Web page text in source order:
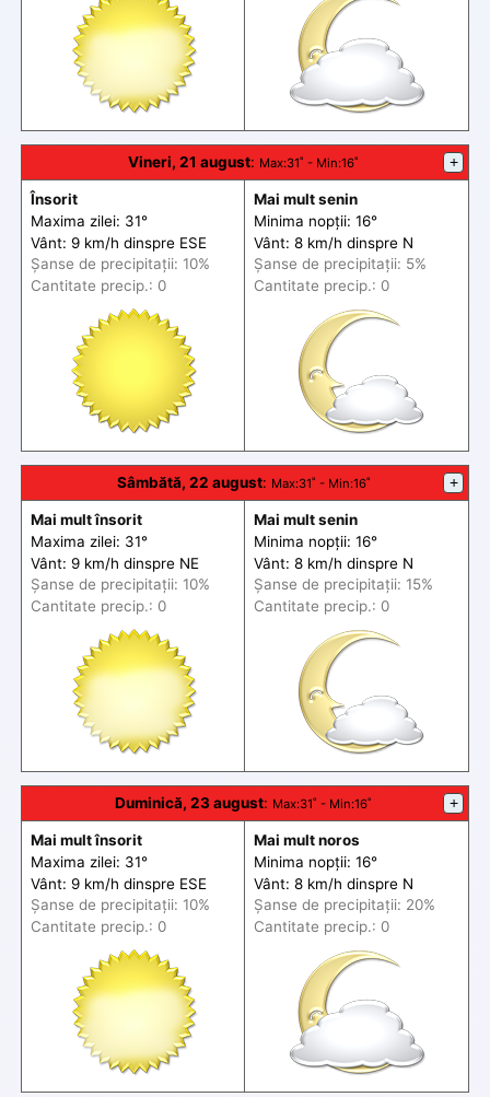
Vineri, 21 august: Max:31˚ - Min:16˚ +
Însorit
Maxima zilei: 31°
Vânt: 9 km/h dinspre ESE
Șanse de precipitații: 10%
Cantitate precip.: 0
Mai mult senin
Minima nopții: 16°
Vânt: 8 km/h dinspre N
Șanse de precipitații: 5%
Cantitate precip.: 0
Sâmbătă, 22 august: Max:31˚ - Min:16˚ +
Mai mult însorit
Maxima zilei: 31°
Vânt: 9 km/h dinspre NE
Șanse de precipitații: 10%
Cantitate precip.: 0
Mai mult senin
Minima nopții: 16°
Vânt: 8 km/h dinspre N
Șanse de precipitații: 15%
Cantitate precip.: 0
Duminică, 23 august: Max:31˚ - Min:16˚ +
Mai mult însorit
Maxima zilei: 31°
Vânt: 9 km/h dinspre ESE
Șanse de precipitații: 10%
Cantitate precip.: 0
Mai mult noros
Minima nopții: 16°
Vânt: 8 km/h dinspre N
Șanse de precipitații: 20%
Cantitate precip.: 0